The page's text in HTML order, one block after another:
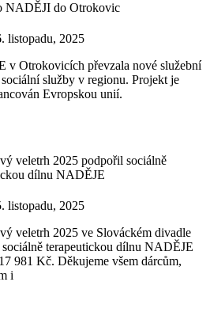
NADĚJI do Otrokovic
listopadu, 2025
v Otrokovicích převzala nové služební
služby v regionu. Projekt je
Evropskou unií.
veletrh 2025 podpořil sociálně
dílnu NADĚJE
listopadu, 2025
veletrh 2025 ve Slováckém divadle
terapeutickou dílnu NADĚJE
981 Kč. Děkujeme všem dárcům,
i